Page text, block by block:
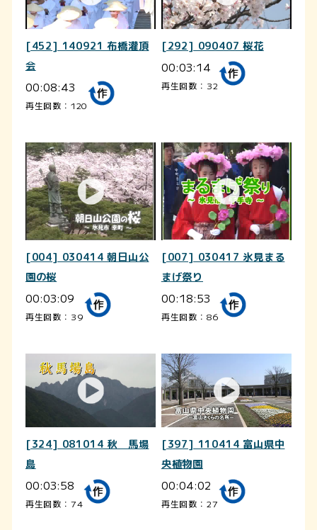
[452] 140921 布橋灌頂
会
00:08:43
再生回数：120
[292] 090407 桜花
00:03:14
再生回数：32
[004] 030414 朝日山公
園の桜
00:03:09
再生回数：39
[007] 030417 氷見まる
まげ祭り
00:18:53
再生回数：86
[324] 081014 秋 馬場
島
00:03:58
再生回数：74
[397] 110414 富山県中
央植物園
00:04:02
再生回数：27